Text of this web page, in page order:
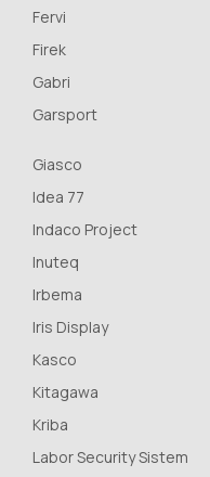
Fervi
Firek
Gabri
Garsport
Giasco
Idea 77
Indaco Project
Inuteq
Irbema
Iris Display
Kasco
Kitagawa
Kriba
Labor Security Sistem